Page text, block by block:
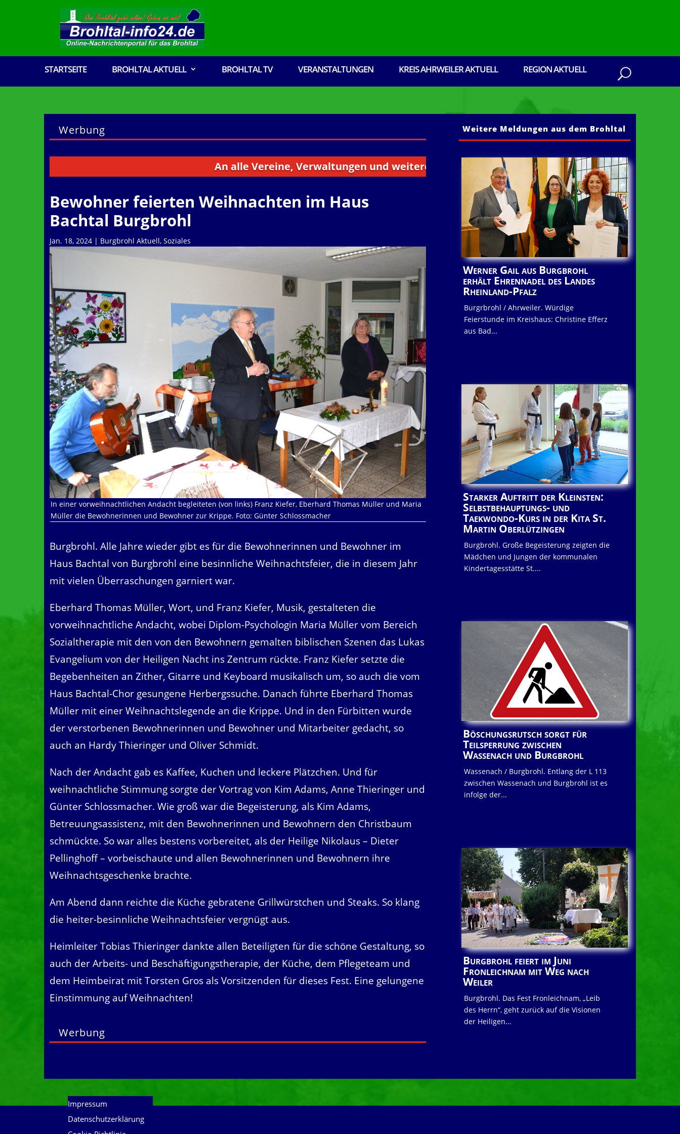
STARTSEITE BROHLTAL AKTUELL BROHLTAL TV VERANSTALTUNGEN KREIS AHRWEILER AKTUELL REGION AKTUELL
Werbung
An alle Vereine, Verwaltungen und weitere Institutionen aus dem Brohltal: Senden Sie ihre
Bewohner feierten Weihnachten im Haus
Bachtal Burgbrohl
Jan. 18, 2024 | Burgbrohl Aktuell,Soziales
In einer vorweihnachtlichen Andacht begleiteten (von links) Franz Kiefer, Eberhard Thomas Müller und Maria
Müller die Bewohnerinnen und Bewohner zur Krippe. Foto: Günter Schlossmacher
Burgbrohl. Alle Jahre wieder gibt es für die Bewohnerinnen und Bewohner im
Haus Bachtal von Burgbrohl eine besinnliche Weihnachtsfeier, die in diesem Jahr
mit vielen Überraschungen garniert war.
Eberhard Thomas Müller, Wort, und Franz Kiefer, Musik, gestalteten die
vorweihnachtliche Andacht, wobei Diplom-Psychologin Maria Müller vom Bereich
Sozialtherapie mit den von den Bewohnern gemalten biblischen Szenen das Lukas
Evangelium von der Heiligen Nacht ins Zentrum rückte. Franz Kiefer setzte die
Begebenheiten an Zither, Gitarre und Keyboard musikalisch um, so auch die vom
Haus Bachtal-Chor gesungene Herbergssuche. Danach führte Eberhard Thomas
Müller mit einer Weihnachtslegende an die Krippe. Und in den Fürbitten wurde
der verstorbenen Bewohnerinnen und Bewohner und Mitarbeiter gedacht, so
auch an Hardy Thieringer und Oliver Schmidt.
Nach der Andacht gab es Kaffee, Kuchen und leckere Plätzchen. Und für
weihnachtliche Stimmung sorgte der Vortrag von Kim Adams, Anne Thieringer und
Günter Schlossmacher. Wie groß war die Begeisterung, als Kim Adams,
Betreuungsassistenz, mit den Bewohnerinnen und Bewohnern den Christbaum
schmückte. So war alles bestens vorbereitet, als der Heilige Nikolaus – Dieter
Pellinghoff – vorbeischaute und allen Bewohnerinnen und Bewohnern ihre
Weihnachtsgeschenke brachte.
Am Abend dann reichte die Küche gebratene Grillwürstchen und Steaks. So klang
die heiter-besinnliche Weihnachtsfeier vergnügt aus.
Heimleiter Tobias Thieringer dankte allen Beteiligten für die schöne Gestaltung, so
auch der Arbeits- und Beschäftigungstherapie, der Küche, dem Pflegeteam und
dem Heimbeirat mit Torsten Gros als Vorsitzenden für dieses Fest. Eine gelungene
Einstimmung auf Weihnachten!
Werbung
Weitere Meldungen aus dem Brohltal
Werner Gail aus Burgbrohl
erhält Ehrennadel des Landes
Rheinland-Pfalz
Burgrbrohl / Ahrweiler. Würdige
Feierstunde im Kreishaus: Christine Efferz
aus Bad...
Starker Auftritt der Kleinsten:
Selbstbehauptungs- und
Taekwondo-Kurs in der Kita St.
Martin Oberlützingen
Burgbrohl. Große Begeisterung zeigten die
Mädchen und Jungen der kommunalen
Kindertagesstätte St....
Böschungsrutsch sorgt für
Teilsperrung zwischen
Wassenach und Burgbrohl
Wassenach / Burgbrohl. Entlang der L 113
zwischen Wassenach und Burgbrohl ist es
infolge der...
Burgbrohl feiert im Juni
Fronleichnam mit Weg nach
Weiler
Burgbrohl. Das Fest Fronleichnam, „Leib
des Herrn“, geht zurück auf die Visionen
der Heiligen...
Impressum
Datenschutzerklärung